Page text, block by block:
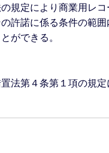
規定により商業用レ
許諾に係る条件の範
ができる。
法第４条第１項の規